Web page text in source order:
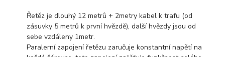
Řetěz je dlouhý 12 metrů + 2metry kabel k trafu (od
zásuvky 5 metrů k první hvězdě), další hvězdy jsou od
sebe vzdáleny 1metr.
Paralerní zapojení řetězu zaručuje konstantní napětí na